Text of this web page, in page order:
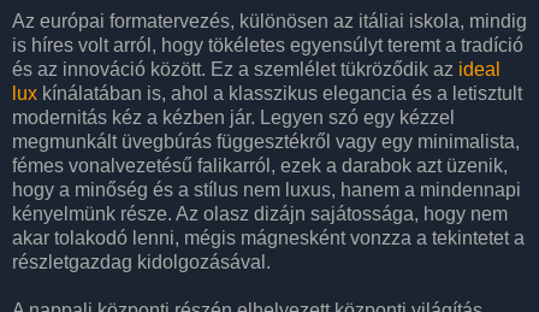
Az európai formatervezés, különösen az itáliai iskola, mindig
is híres volt arról, hogy tökéletes egyensúlyt teremt a tradíció
és az innováció között. Ez a szemlélet tükröződik az ideal
lux kínálatában is, ahol a klasszikus elegancia és a letisztult
modernitás kéz a kézben jár. Legyen szó egy kézzel
megmunkált üvegbúrás függesztékről vagy egy minimalista,
fémes vonalvezetésű falikarról, ezek a darabok azt üzenik,
hogy a minőség és a stílus nem luxus, hanem a mindennapi
kényelmünk része. Az olasz dizájn sajátossága, hogy nem
akar tolakodó lenni, mégis mágnesként vonzza a tekintetet a
részletgazdag kidolgozásával.